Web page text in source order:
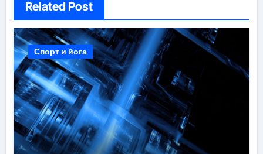
Related Post
Спорт и йога